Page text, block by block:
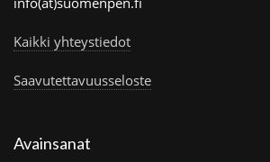
Kaikki yhteystiedot
Saavutettavuusseloste
Avainsanat